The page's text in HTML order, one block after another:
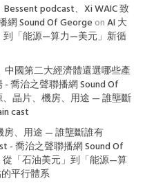
podcast、Xi WAIC 致
網 Sound Of GeorgeonAI 大
到「能源—算力—美元」新循
國第二大經濟體還選哪些產
喬治之聲聯播網 Sound Of
晶片、機房、用途 — 誰壟斷
cast
房、用途 — 誰壟斷誰有
- 喬治之聲聯播網 Sound Of
「石油美元」到「能源—算
平行體系